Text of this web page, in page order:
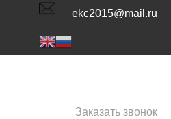
ekc2015@mail.ru
Заказать звонок